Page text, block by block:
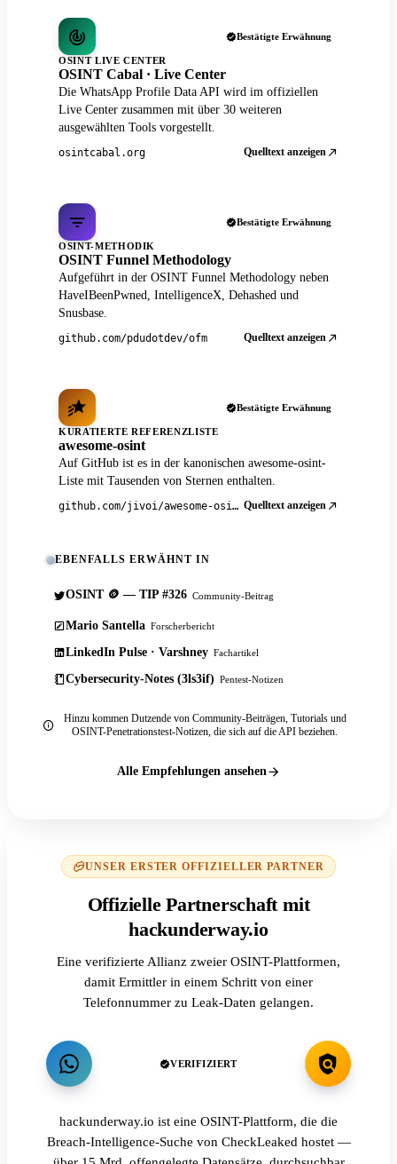
Bestätigte Erwähnung
OSINT LIVE CENTER
OSINT Cabal · Live Center
Die WhatsApp Profile Data API wird im offiziellen
Live Center zusammen mit über 30 weiteren
ausgewählten Tools vorgestellt.
osintcabal.org Quelltext anzeigen
Bestätigte Erwähnung
OSINT-METHODIK
OSINT Funnel Methodology
Aufgeführt in der OSINT Funnel Methodology neben
HaveIBeenPwned, IntelligenceX, Dehashed und
Snusbase.
github.com/pdudotdev/ofm Quelltext anzeigen
Bestätigte Erwähnung
KURATIERTE REFERENZLISTE
awesome-osint
Auf GitHub ist es in der kanonischen awesome-osint-
Liste mit Tausenden von Sternen enthalten.
github.com/jivoi/awesome-osint Quelltext anzeigen
EBENFALLS ERWÄHNT IN
OSINT 🪙 — TIP #326 Community-Beitrag
Mario Santella Forscherbericht
LinkedIn Pulse · Varshney Fachartikel
Cybersecurity-Notes (3ls3if) Pentest-Notizen
Hinzu kommen Dutzende von Community-Beiträgen, Tutorials und
OSINT-Penetrationstest-Notizen, die sich auf die API beziehen.
Alle Empfehlungen ansehen
UNSER ERSTER OFFIZIELLER PARTNER
Offizielle Partnerschaft mit
hackunderway.io
Eine verifizierte Allianz zweier OSINT-Plattformen,
damit Ermittler in einem Schritt von einer
Telefonnummer zu Leak-Daten gelangen.
VERIFIZIERT
hackunderway.io ist eine OSINT-Plattform, die die
Breach-Intelligence-Suche von CheckLeaked hostet —